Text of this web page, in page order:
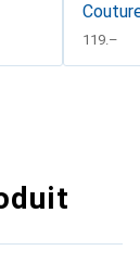
CHF
119.–